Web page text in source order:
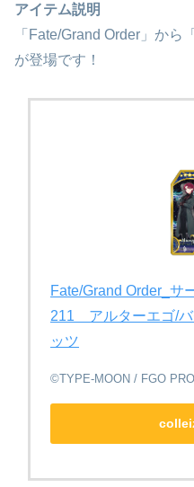
アイテム説明
「Fate/Grand Order」から
が登場です！
Fate/Grand Order_サ
211 アルターエゴ/バ
ッツ
©TYPE-MOON / FGO